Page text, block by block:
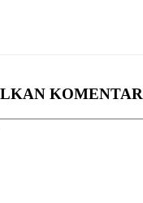
KOMENTAR